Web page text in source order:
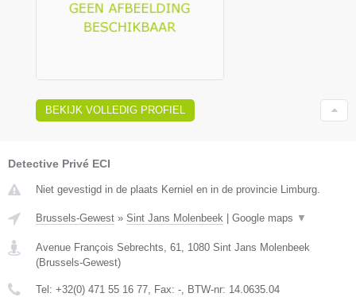
BEKIJK VOLLEDIG PROFIEL
Detective Privé ECI
Niet gevestigd in de plaats Kerniel en in de provincie Limburg.
Brussels-Gewest » Sint Jans Molenbeek Google maps ▼
Avenue François Sebrechts, 61, 1080 Sint Jans Molenbeek
(Brussels-Gewest)
Tel: +32(0) 471 55 16 77, Fax: -, BTW-nr: 14.0635.04